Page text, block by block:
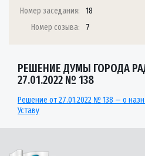
Номер заседания:
18
Номер созыва:
7
РЕШЕНИЕ ДУМЫ ГОРОДА
27.01.2022 № 138
Решение от 27.01.2022 № 138 — о
Уставу